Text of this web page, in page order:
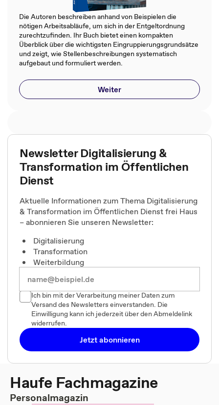
Die Autoren beschreiben anhand von Beispielen die
nötigen Arbeitsabläufe, um sich in der Entgeltordnung
zurechtzufinden. Ihr Buch bietet einen kompakten
Überblick über die wichtigsten Eingruppierungsgrundsätze
und zeigt, wie Stellenbeschreibungen systematisch
aufgebaut und formuliert werden.
Weiter
Newsletter Digitalisierung &
Transformation im Öffentlichen
Dienst
Aktuelle Informationen zum Thema Digitalisierung
& Transformation im Öffentlichen Dienst frei Haus
– abonnieren Sie unseren Newsletter:
Digitalisierung
Transformation
Weiterbildung
Ich bin mit der Verarbeitung meiner Daten zum
Versand des Newsletters einverstanden. Die
Einwilligung kann ich jederzeit über den Abmeldelink
widerrufen.
Jetzt abonnieren
Haufe Fachmagazine
Personalmagazin